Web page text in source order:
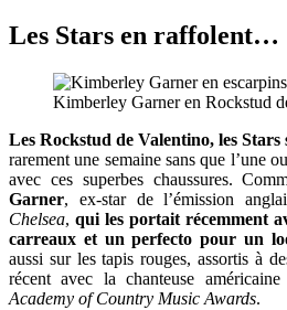
Les Stars en raffolent…
Kimberley Garner en Rockstud
Les Rockstud de Valentino, les Stars
rarement une semaine sans que l’une
avec ces superbes chaussures.
Garner, ex-star de l’émission
Chelsea, qui les portait récemment
carreaux et un perfecto pour un
aussi sur les tapis rouges, assortis à
récent avec la chanteuse américaine
Academy of Country Music Awards.